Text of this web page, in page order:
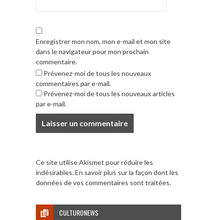
Enregistrer mon nom, mon e-mail et mon site
dans le navigateur pour mon prochain
commentaire.
Prévenez-moi de tous les nouveaux
commentaires par e-mail.
Prévenez-moi de tous les nouveaux articles
par e-mail.
Ce site utilise Akismet pour réduire les
indésirables.En savoir plus sur la façon dont les
données de vos commentaires sont traitées.
CULTURONEWS